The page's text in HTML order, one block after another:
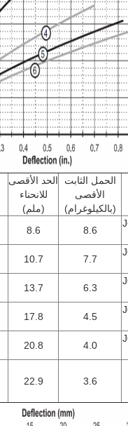
الحمل الثابت
الأقصى
(بالكيلوغرام)
الحد الأقصى
للانحناء
(ملم)
8.6
8.6
7.7
10.7
6.3
13.7
4.5
17.8
4.0
20.8
3.6
22.9